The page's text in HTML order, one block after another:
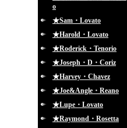
o
★Sam・Lovato
★Harold・Lovato
★Roderick・Tenorio
★Joseph・D・Coriz
★Harvey・Chavez
★Joe&Angle・Reano
★Lupe・Lovato
★Raymond・Rosetta